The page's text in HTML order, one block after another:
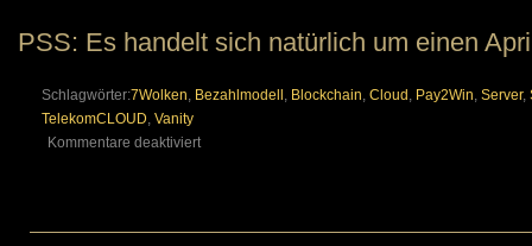
PSS: Es handelt sich natürlich um einen
Schlagwörter:7Wolken, Bezahlmodell , Blockchain, Cloud , Pay2Win, Server,
TelekomCLOUD, Vanity
Kommentare deaktiviertfür
Mai